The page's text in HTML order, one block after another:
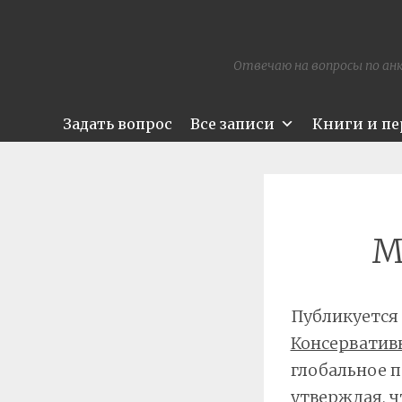
Отвечаю на вопросы по
Задать вопрос Все записи Книги и
глобальное
утверждая,